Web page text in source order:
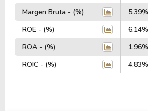
Margen Bruta - (%)
5.39%
ROE - (%)
6.14%
ROA - (%)
1.96%
ROIC - (%)
4.83%